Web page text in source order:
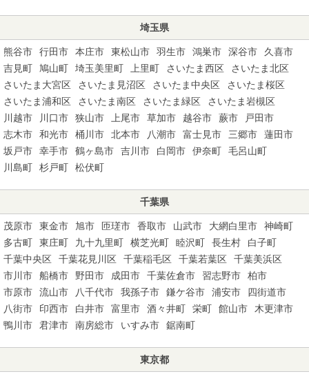
埼玉県
熊谷市 行田市 本庄市 東松山市 羽生市 鴻巣市 深谷市
久喜市
吉見町
鳩山町 埼玉美里町 上里町 さいたま西区
さいたま北区
さいたま大宮区
さいたま見沼区 さいたま中央区
さいたま桜区
さいたま浦和区
さいたま南区 さいたま緑区
さいたま岩槻区
川越市
川口市 狭山市 上尾市 草加市 越谷市 蕨市
戸田市
志木市
和光市 桶川市 北本市 八潮市 富士見市 三郷市
蓮田市
坂戸市
幸手市 鶴ヶ島市 吉川市 白岡市 伊奈町
毛呂山町
川島町
杉戸町 松伏町
千葉県
茂原市 東金市 旭市 匝瑳市 香取市 山武市 大網白里市
神崎町
多古町
東庄町 九十九里町 横芝光町 睦沢町 長生村
白子町
千葉中央区
千葉花見川区 千葉稲毛区 千葉若葉区
千葉美浜区
市川市
船橋市 野田市 成田市 千葉佐倉市 習志野市
柏市
市原市
流山市 八千代市 我孫子市 鎌ケ谷市 浦安市
四街道市
八街市
印西市 白井市 富里市 酒々井町 栄町 館山市
木更津市
鴨川市
君津市 南房総市 いすみ市 鋸南町
東京都